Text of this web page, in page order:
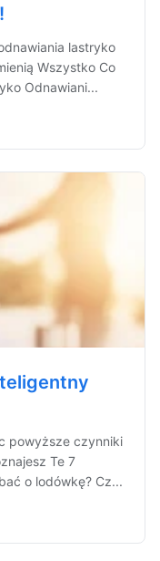
lastryko
Wszystko Co
Odnawiani...
powyższe czynniki
Te 7
o lodówkę? Cz...